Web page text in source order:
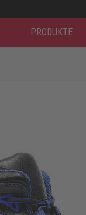
PRODUKTE